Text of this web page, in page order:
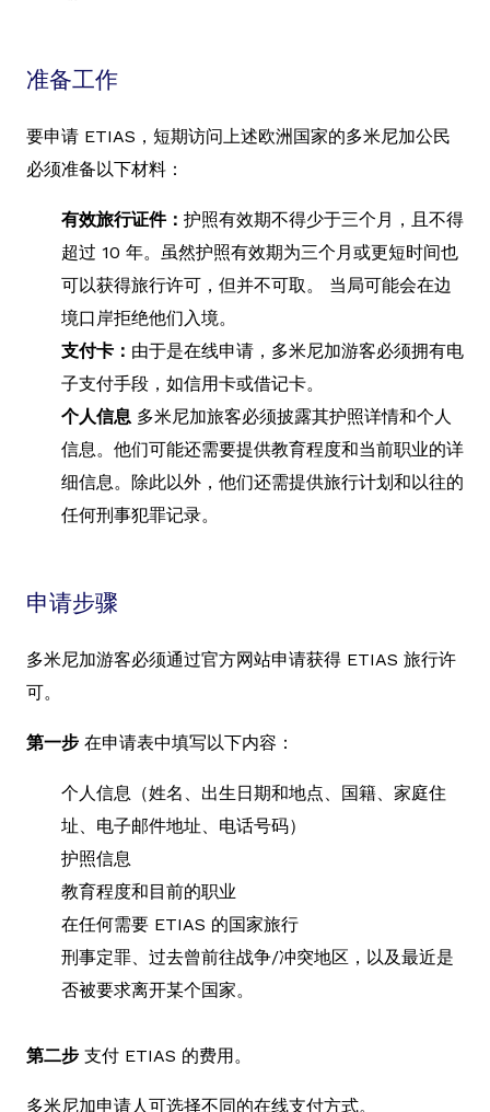
准备工作
要申请 ETIAS，短期访问上述欧洲国家的多米尼加公民
必须准备以下材料：
有效旅行证件： 护照有效期不得少于三个月，且不得
超过 10 年。虽然护照有效期为三个月或更短时间也
可以获得旅行许可，但并不可取。 当局可能会在边
境口岸拒绝他们入境。
支付卡： 由于是在线申请，多米尼加游客必须拥有电
子支付手段，如信用卡或借记卡。
个人信息 多米尼加旅客必须披露其护照详情和个人
信息。他们可能还需要提供教育程度和当前职业的详
细信息。除此以外，他们还需提供旅行计划和以往的
任何刑事犯罪记录。
申请步骤
多米尼加游客必须通过官方网站申请获得 ETIAS 旅行许
可。
第一步 在申请表中填写以下内容：
个人信息（姓名、出生日期和地点、国籍、家庭住
址、电子邮件地址、电话号码）
护照信息
教育程度和目前的职业
在任何需要 ETIAS 的国家旅行
刑事定罪、过去曾前往战争/冲突地区，以及最近是
否被要求离开某个国家。
第二步 支付 ETIAS 的费用。
多米尼加申请人可选择不同的在线支付方式。